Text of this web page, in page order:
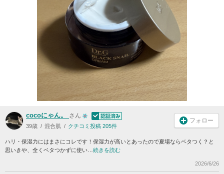
cocoにゃん。 さん
39歳 混合肌 クチコミ投稿 205件
フォロー
ハリ・保湿力にはまさにコレです！保湿力が高いとあったので夏場ならベタつく？と
思いきや、全くベタつかずに使い…続きを読む
2026/6/26